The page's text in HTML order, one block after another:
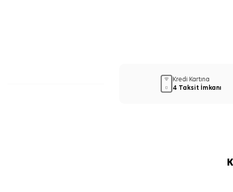
Kredi Kartına
4 Taksit İmkanı